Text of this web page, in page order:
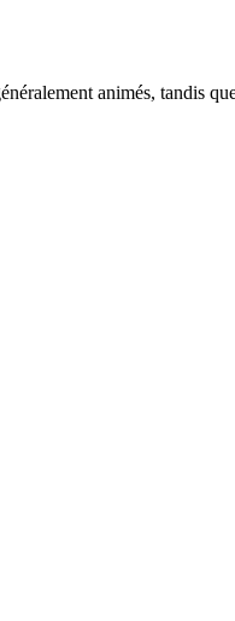
animés, tandis